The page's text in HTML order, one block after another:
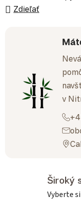
Zdieľať
v
Široký
Vyberte